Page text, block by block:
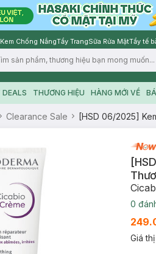
Kem Chống NắngTẩy TrangSữa Rửa MặtTẩy tế
THƯƠNG HIỆU HÀNG MỚI VỀ
Clearance Sale [HSD 06/2025]
0
Giá